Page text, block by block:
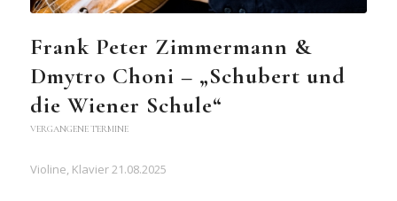
Frank Peter Zimmermann &
Dmytro Choni – „Schubert und
die Wiener Schule“
VERGANGENE TERMINE
Violine, Klavier 21.08.2025